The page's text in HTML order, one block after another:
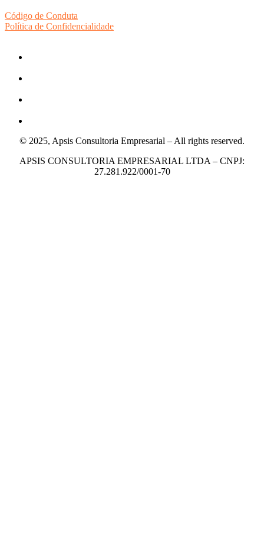
Código de Conduta
Política de Confidencialidade
© 2025, Apsis Consultoria Empresarial – All rights reserved.
APSIS CONSULTORIA EMPRESARIAL LTDA – CNPJ:
27.281.922/0001-70